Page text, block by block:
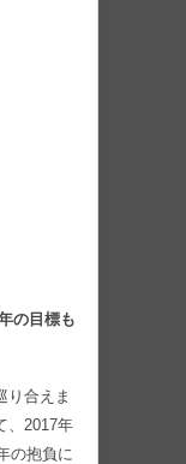
の目標も
り合えま
、2017年
の抱負に